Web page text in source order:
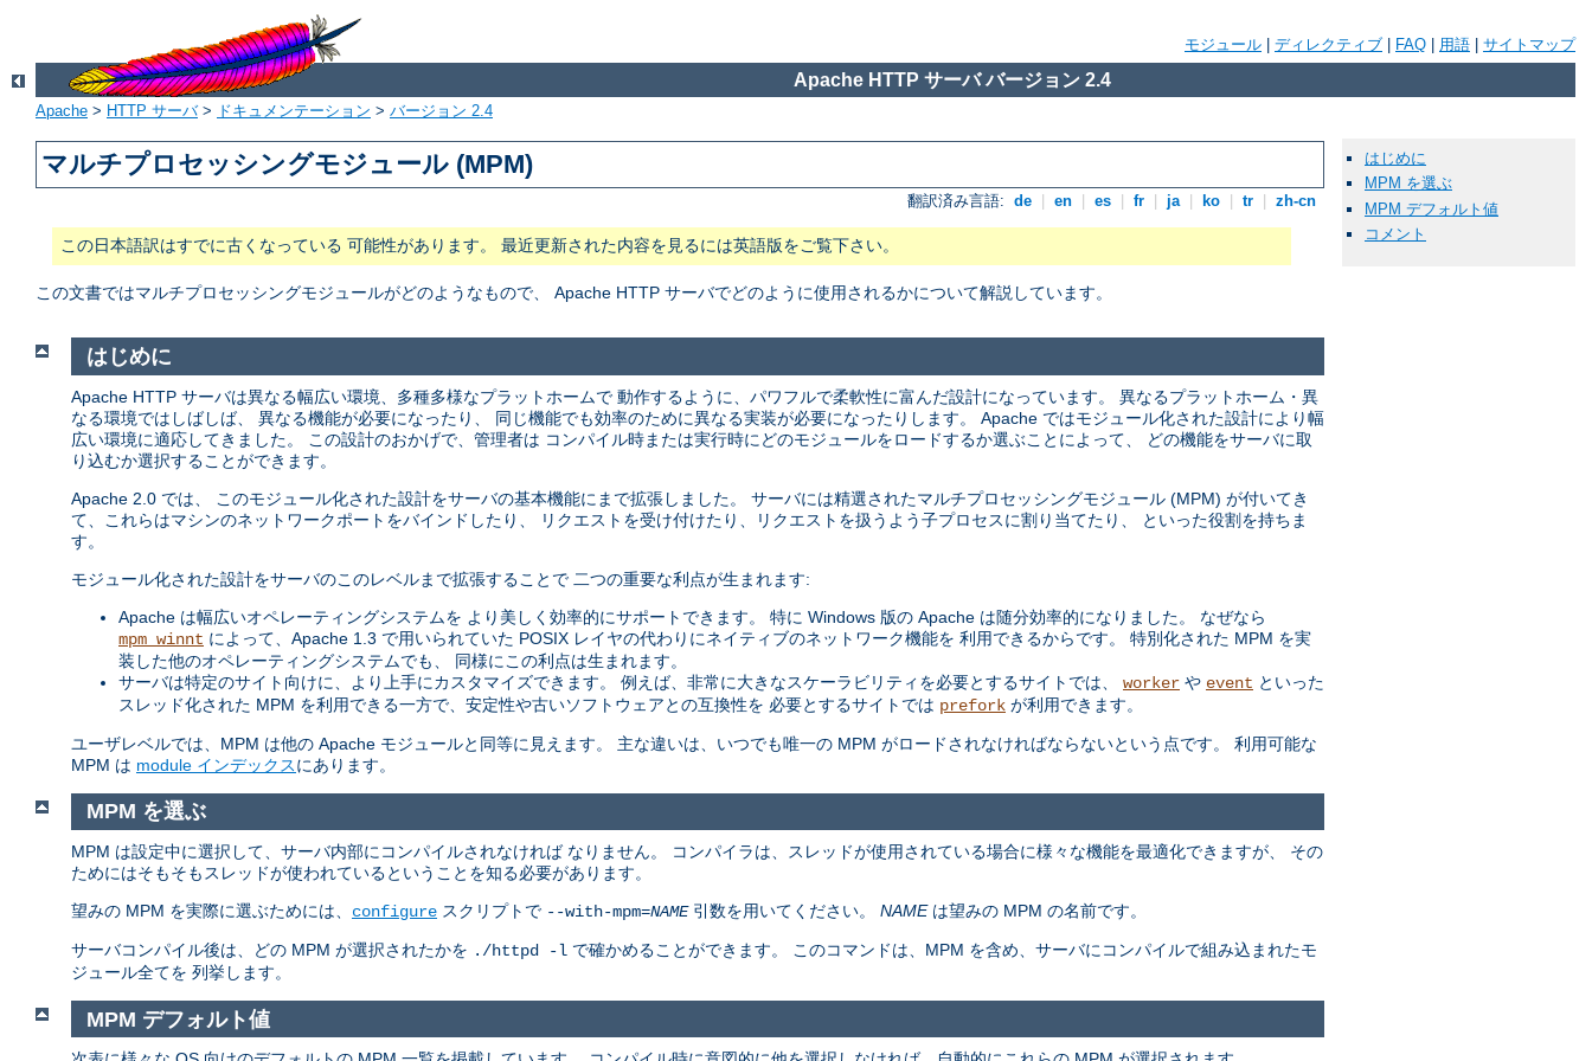
モジュール ディレクティブ FAQ 用語 サイトマップ
Apache HTTP サーバ バージョン 2.4
Apache > HTTP サーバ> ドキュメンテーション > バージョン 2.4
マルチプロセッシングモジュール (MPM)
翻訳済み言語: de en es fr ja ko tr zh-cn
この日本語訳はすでに古くなっている 可能性があります。 最近更新された内容を見るには英語版をご覧下さい。
この文書ではマルチプロセッシングモジュールがどのようなもので、 Apache HTTP サーバでどのように使用されるかについて解説しています。
はじめに
MPM を選ぶ
MPM デフォルト値
コメント
はじめに
Apache HTTP サーバは異なる幅広い環境、多種多様なプラットホームで 動作するように、パワフルで柔軟性に富んだ設計になっています。 異なるプラットホーム・異
なる環境ではしばしば、 異なる機能が必要になったり、 同じ機能でも効率のために異なる実装が必要になったりします。 Apache ではモジュール化された設計により幅
広い環境に適応してきました。 この設計のおかげで、管理者は コンパイル時または実行時にどのモジュールをロードするか選ぶことによって、 どの機能をサーバに取
り込むか選択することができます。
Apache 2.0 では、 このモジュール化された設計をサーバの基本機能にまで拡張しました。 サーバには精選されたマルチプロセッシングモジュール (MPM) が付いてき
て、これらはマシンのネットワークポートをバインドしたり、 リクエストを受け付けたり、リクエストを扱うよう子プロセスに割り当てたり、 といった役割を持ちま
す。
モジュール化された設計をサーバのこのレベルまで拡張することで 二つの重要な利点が生まれます:
Apache は幅広いオペレーティングシステムを より美しく効率的にサポートできます。 特に Windows 版の Apache は随分効率的になりました。 なぜなら
mpm_winnt によって、Apache 1.3 で用いられていた POSIX レイヤの代わりにネイティブのネットワーク機能を 利用できるからです。 特別化された MPM を実
装した他のオペレーティングシステムでも、 同様にこの利点は生まれます。
サーバは特定のサイト向けに、より上手にカスタマイズできます。 例えば、非常に大きなスケーラビリティを必要とするサイトでは、 worker や event といった
スレッド化された MPM を利用できる一方で、安定性や古いソフトウェアとの互換性を 必要とするサイトでは prefork が利用できます。
ユーザレベルでは、MPM は他の Apache モジュールと同等に見えます。 主な違いは、いつでも唯一の MPM がロードされなければならないという点です。 利用可能な
MPM は module インデックスにあります。
MPM を選ぶ
MPM は設定中に選択して、サーバ内部にコンパイルされなければ なりません。 コンパイラは、スレッドが使用されている場合に様々な機能を最適化できますが、 その
ためにはそもそもスレッドが使われているということを知る必要があります。
望みの MPM を実際に選ぶためには、 configure スクリプトで --with-mpm=NAME引数を用いてください。 NAMEは望みの MPM の名前です。
サーバコンパイル後は、どの MPM が選択されたかを ./httpd -l で確かめることができます。 このコマンドは、MPM を含め、サーバにコンパイルで組み込まれたモ
ジュール全てを 列挙します。
MPM デフォルト値